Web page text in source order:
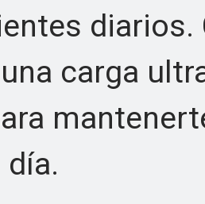
carga